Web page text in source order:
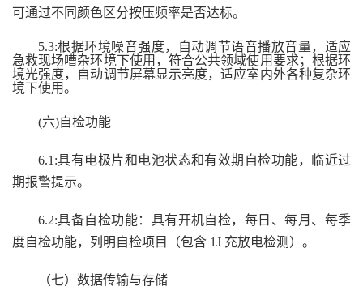
可通过不同颜色区分按压频率是否达标。
5.3:根据环境噪音强度，自动调节语音播放音量，适应
急救现场嘈杂环境下使用，符合公共领域使用要求； 根据环
境光强度，自动调节屏幕显示亮度，适应室内外各种复杂环
境下使用。
(六)自检功能
6.1:具有电极片和电池状态和有效期自检功能，临近过
期报警提示。
6.2:具备自检功能：具有开机自检，每日、每月、每季
度自检功能， 列明自检项目（包含 1J 充放电检测）。
（七）数据传输与存储